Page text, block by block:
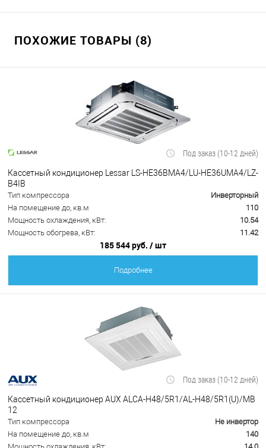
ПОХОЖИЕ ТОВАРЫ (8)
Под заказ (10-12 дней)
Кассетный кондиционер Lessar LS-HE36BMA4/LU-HE36UMA4/LZ-
B4IB
Тип компрессора
Инверторный
На помещение до, кв.м
110
Мощность охлаждения, кВт:
10.54
Мощность обогрева, кВт:
11.42
185 544 руб. / шт
Подробнее
Под заказ (10-12 дней)
Кассетный кондиционер AUX ALCA-H48/5R1/AL-H48/5R1(U)/MB
12
Тип компрессора
Не инвертор
На помещение до, кв.м
140